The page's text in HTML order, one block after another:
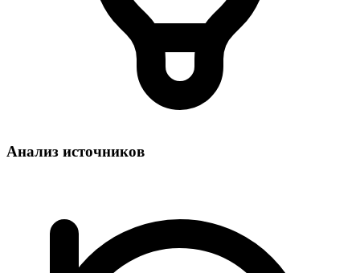
Анализ источников